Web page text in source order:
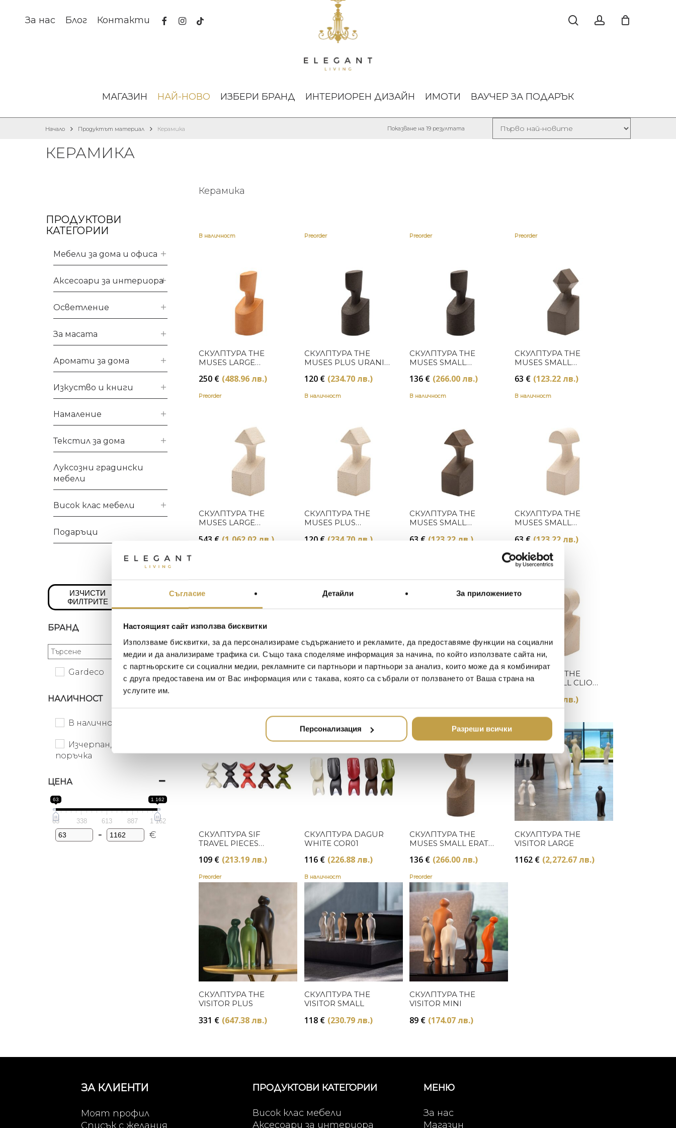
Съгласие Детайли За приложението
Настоящият сайт използва бисквитки
Използваме бисквитки, за да персонализираме съдържанието и рекламите, да предоставяме функции на социални
медии и да анализираме трафика си. Също така споделяме информация за начина, по който използвате сайта ни,
с партньорските си социални медии, рекламните си партньори и партньори за анализ, които може да я комбинират
с друга предоставена им от Вас информация или с такава, която са събрали от ползването от Ваша страна на
услугите им.
Персонализация Разреши всички
За нас Блог Контакти facebookinstagram
tiktok
МАГАЗИН НАЙ-НОВО ИЗБЕРИ БРАНД ИНТЕРИОРЕН ДИЗАЙН ИМОТИ ВАУЧЕР ЗА ПОДАРЪК
КЕРАМИКА
Показване на 19 резултата
Начало Продуктът материал Керамика
ПРОДУКТОВИ
КАТЕГОРИИ
Мебели за дома и офиса
Аксесоари за интериора
Осветление
За масата
Аромати за дома
Изкуство и книги
Намаление
Текстил за дома
Луксозни градински
мебели
Висок клас мебели
Подаръци
ИЗЧИСТИ
ФИЛТРИТЕ
БРАНД
Gardeco
НАЛИЧНОСТ
В наличност
Изчерпан, с опция за
поръчка
ЦЕНА
63 1 162
63 338 613 887 1 162
Minimum Price
- Maximum Price
€
Керамика
В наличност
Купи
СКУЛПТУРА THE
MUSES LARGE
250 € (488.96 лв.)
Preorder
Купи
СКУЛПТУРА THE
MUSES PLUS URANIA
120 € (234.70 лв.)
Preorder
Купи
СКУЛПТУРА THE
MUSES SMALL
136 € (266.00 лв.)
Preorder
Купи
СКУЛПТУРА THE
MUSES SMALL
NATURAL
63 € (123.22 лв.)
Preorder
Купи
СКУЛПТУРА THE
MUSES LARGE
543 € (1,062.02 лв.)
В наличност
Купи
СКУЛПТУРА THE
MUSES PLUS
120 € (234.70 лв.)
В наличност
Купи
СКУЛПТУРА THE
MUSES SMALL
63 € (123.22 лв.)
В наличност
Купи
СКУЛПТУРА THE
MUSES SMALL
63 € (123.22 лв.)
Купи
СКУЛПТУРА THE
MUSES SMALL
Купи
СКУЛПТУРА THE
MUSES LARGE CLIO
MUSES PLUS CLIO
Preorder
Купи
СКУЛПТУРА THE
MUSES SMALL CLIO
(123.22 лв.)
Купи
СКУЛПТУРА SIF
TRAVEL PIECES
109 € (213.19 лв.)
Preorder
Купи
СКУЛПТУРА DAGUR
WHITE COR01
116 € (226.88 лв.)
Preorder
Купи
СКУЛПТУРА THE
MUSES SMALL ERATO
136 € (266.00 лв.)
Preorder
Купи
СКУЛПТУРА THE
VISITOR LARGE
1162 € (2,272.67 лв.)
Preorder
Купи
СКУЛПТУРА THE
VISITOR PLUS
331 € (647.38 лв.)
В наличност
Купи
СКУЛПТУРА THE
VISITOR SMALL
118 € (230.79 лв.)
Preorder
Купи
СКУЛПТУРА THE
VISITOR MINI
89 € (174.07 лв.)
ЗА КЛИЕНТИ
Моят профил
Списък с желания
ПРОДУКТОВИ КАТЕГОРИИ
Висок клас мебели
Аксесоари за интериора
МЕНЮ
За нас
Магазин